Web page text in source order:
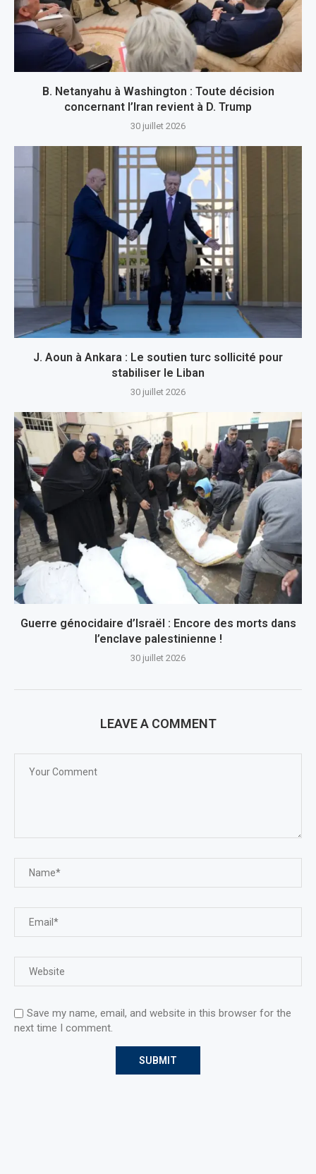
B. Netanyahu à Washington : Toute décision
concernant l’Iran revient à D. Trump
30 juillet 2026
J. Aoun à Ankara : Le soutien turc sollicité pour
stabiliser le Liban
30 juillet 2026
Guerre génocidaire d’Israël : Encore des morts dans
l’enclave palestinienne !
30 juillet 2026
LEAVE A COMMENT
Save my name, email, and website in this browser for the
next time I comment.